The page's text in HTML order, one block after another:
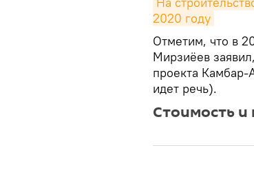
2020 году
Отметим, что в
Мирзиёев
проекта Камбар-
идет речь).
Стоимость